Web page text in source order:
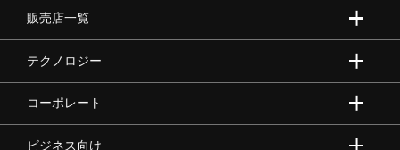
販売店一覧
テクノロジー
コーポレート
ビジネス向け